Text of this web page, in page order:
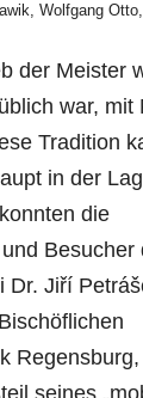
Wolfgang
der Meister
war, mit
Tradition
in der
die
Besucher
Dr. Jiří